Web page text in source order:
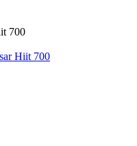
Hiit 700